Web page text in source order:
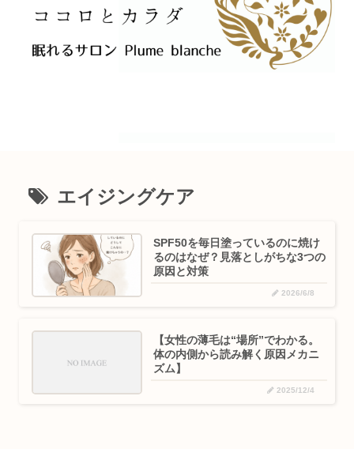
エイジングケア
SPF50を毎日塗っているのに焼け
るのはなぜ？見落としがちな3つの
原因と対策
2026/6/8
【女性の薄毛は“場所”でわかる。
体の内側から読み解く原因メカニ
ズム】
2025/12/4